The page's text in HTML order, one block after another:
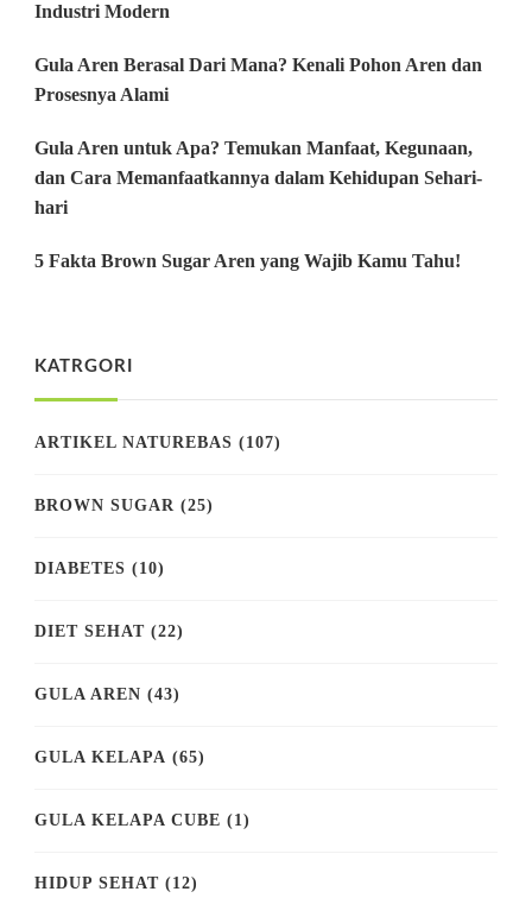
Industri Modern
Gula Aren Berasal Dari Mana? Kenali Pohon Aren dan
Prosesnya Alami
Gula Aren untuk Apa? Temukan Manfaat, Kegunaan,
dan Cara Memanfaatkannya dalam Kehidupan Sehari-
hari
5 Fakta Brown Sugar Aren yang Wajib Kamu Tahu!
KATRGORI
ARTIKEL NATUREBAS (107)
BROWN SUGAR (25)
DIABETES (10)
DIET SEHAT (22)
GULA AREN (43)
GULA KELAPA (65)
GULA KELAPA CUBE (1)
HIDUP SEHAT (12)